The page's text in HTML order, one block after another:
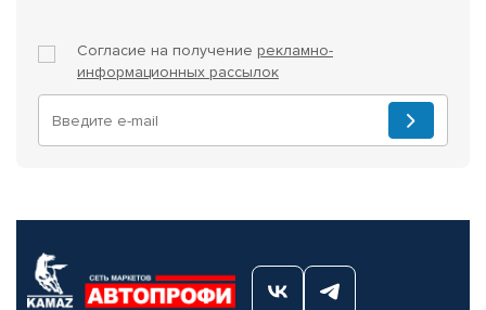
Согласие на получение рекламно-
информационных рассылок